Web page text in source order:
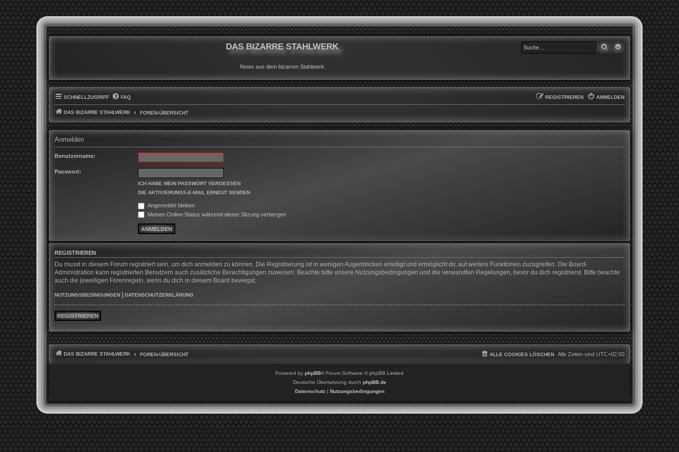
DAS BIZARRE STAHLWERK
News aus dem bizarren Stahlwerk
SUCHE
SCHNELLZUGRIFF FAQ ANMELDEN
REGISTRIEREN
DAS BIZARRE STAHLWERK FOREN-ÜBERSICHT
Anmelden
Benutzername:
Passwort:
ICH HABE MEIN PASSWORT VERGESSEN
DIE AKTIVIERUNGS-E-MAIL ERNEUT SENDEN
Angemeldet bleiben
Meinen Online-Status während dieser Sitzung verbergen
REGISTRIEREN
Du musst in diesem Forum registriert sein, um dich anmelden zu können. Die Registrierung ist in wenigen Augenblicken erledigt und ermöglicht dir, auf weitere Funktionen zuzugreifen. Die Board-
Administration kann registrierten Benutzern auch zusätzliche Berechtigungen zuweisen. Beachte bitte unsere Nutzungsbedingungen und die verwandten Regelungen, bevor du dich registrierst. Bitte beachte
auch die jeweiligen Forenregeln, wenn du dich in diesem Board bewegst.
NUTZUNGSBEDINGUNGEN DATENSCHUTZERKLÄRUNG
REGISTRIEREN
DAS BIZARRE STAHLWERK FOREN-ÜBERSICHT Alle Zeiten sind UTC+02:00
ALLE COOKIES LÖSCHEN
Powered by phpBB® Forum Software © phpBB Limited
Deutsche Übersetzung durch phpBB.de
Datenschutz| Nutzungsbedingungen